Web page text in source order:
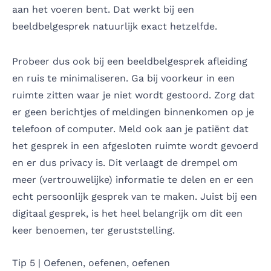
aan het voeren bent. Dat werkt bij een
beeldbelgesprek natuurlijk exact hetzelfde.
Probeer dus ook bij een beeldbelgesprek afleiding
en ruis te minimaliseren. Ga bij voorkeur in een
ruimte zitten waar je niet wordt gestoord. Zorg dat
er geen berichtjes of meldingen binnenkomen op je
telefoon of computer. Meld ook aan je patiënt dat
het gesprek in een afgesloten ruimte wordt gevoerd
en er dus privacy is. Dit verlaagt de drempel om
meer (vertrouwelijke) informatie te delen en er een
echt persoonlijk gesprek van te maken. Juist bij een
digitaal gesprek, is het heel belangrijk om dit een
keer benoemen, ter geruststelling.
Tip 5 | Oefenen, oefenen, oefenen